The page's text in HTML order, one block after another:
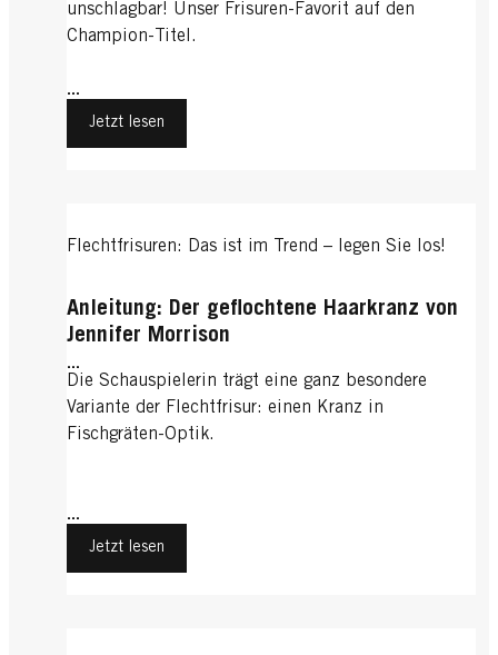
unschlagbar! Unser Frisuren-Favorit auf den
Champion-Titel.
...
Jetzt lesen
Flechtfrisuren: Das ist im Trend – legen Sie los!
Anleitung: Der geflochtene Haarkranz von
Jennifer Morrison
...
Die Schauspielerin trägt eine ganz besondere
Variante der Flechtfrisur: einen Kranz in
Fischgräten-Optik.
...
Jetzt lesen